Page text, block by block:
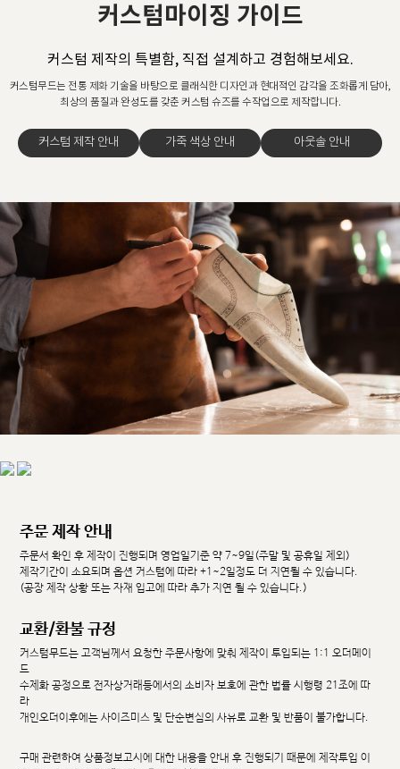
커스텀마이징 가이드
커스텀 제작의 특별함, 직접 설계하고 경험해보세요.
커스텀무드는 전통 제화 기술을 바탕으로 클래식한 디자인과 현대적인 감각을 조화롭게 담아,
최상의 품질과 완성도를 갖춘 커스텀 슈즈를 수작업으로 제작합니다.
커스텀 제작 안내 가죽 색상 안내 아웃솔 안내
주문 제작 안내
주문서 확인 후 제작이 진행되며 영업일기준 약 7~9일(주말 및 공휴일 제외)
제작기간이 소요되며 옵션 커스텀에 따라 +1~2일정도 더 지연될 수 있습니다.
(공장 제작 상황 또는 자재 입고에 따라 추가 지연 될 수 있습니다.)
교환/환불 규정
커스텀무드는 고객님께서 요청한 주문사항에 맞춰 제작이 투입되는 1:1 오더메이
드
수제화 공정으로 전자상거래등에서의 소비자 보호에 관한 법률 시행령 21조에 따
라
개인오더이후에는 사이즈미스 및 단순변심의 사유로 교환 및 반품이 불가합니다.
구매 관련하여 상품정보고시에 대한 내용을 안내 후 진행되기 때문에 제작투입 이